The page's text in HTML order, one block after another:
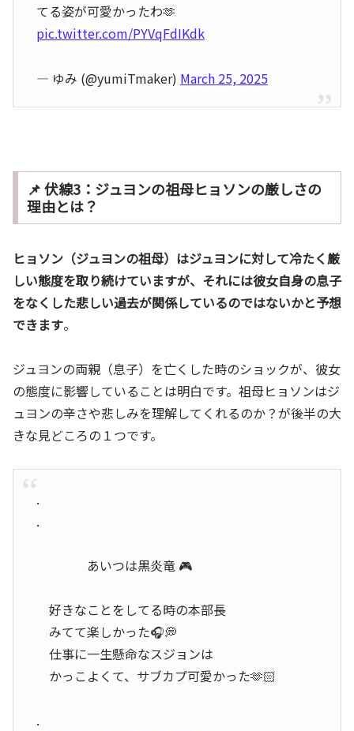
てる姿が可愛かったわ🫶
pic.twitter.com/PYVqFdIKdk
— ゆみ (@yumiTmaker) March 25, 2025
📌 伏線3：ジュヨンの祖母ヒョソンの厳しさの
理由とは？
ヒョソン（ジュヨンの祖母）はジュヨンに対して冷たく厳
しい態度を取り続けていますが、それには彼女自身の息子
をなくした悲しい過去が関係しているのではないかと予想
できます。
ジュヨンの両親（息子）を亡くした時のショックが、彼女
の態度に影響していることは明白です。祖母ヒョソンはジ
ュヨンの辛さや悲しみを理解してくれるのか？が後半の大
きな見どころの１つです。
.
.
あいつは黒炎竜 🎮
好きなことをしてる時の本部長
みてて楽しかった🎧💭
仕事に一生懸命なスジョンは
かっこよくて、サブカプ可愛かった🫶🏻
.